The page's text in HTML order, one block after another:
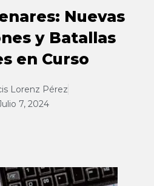
Nuevas
y Batallas
en Curso
Lorenz Pérez
7, 2024